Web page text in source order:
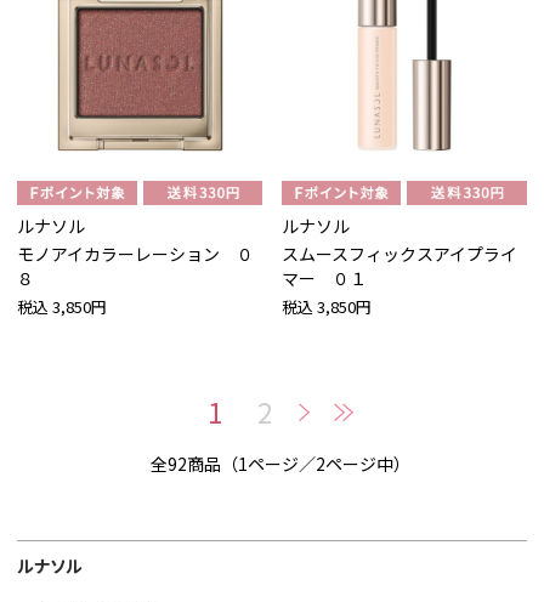
ルナソル
モノアイカラーレーション ０
８
税込 3,850円
ルナソル
スムースフィックスアイプライ
マー ０１
税込 3,850円
1 2
全92商品（1ページ／2ページ中）
ルナソル